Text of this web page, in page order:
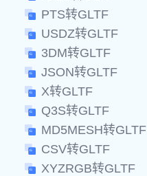
PTS转GLTF
USDZ转GLTF
3DM转GLTF
JSON转GLTF
X转GLTF
Q3S转GLTF
MD5MESH转GLTF
CSV转GLTF
XYZRGB转GLTF